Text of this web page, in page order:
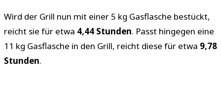
Wird der Grill nun mit einer 5 kg Gasflasche bestückt,
reicht sie für etwa 4,44 Stunden. Passt hingegen eine
11 kg Gasflasche in den Grill, reicht diese für etwa 9,78
Stunden.